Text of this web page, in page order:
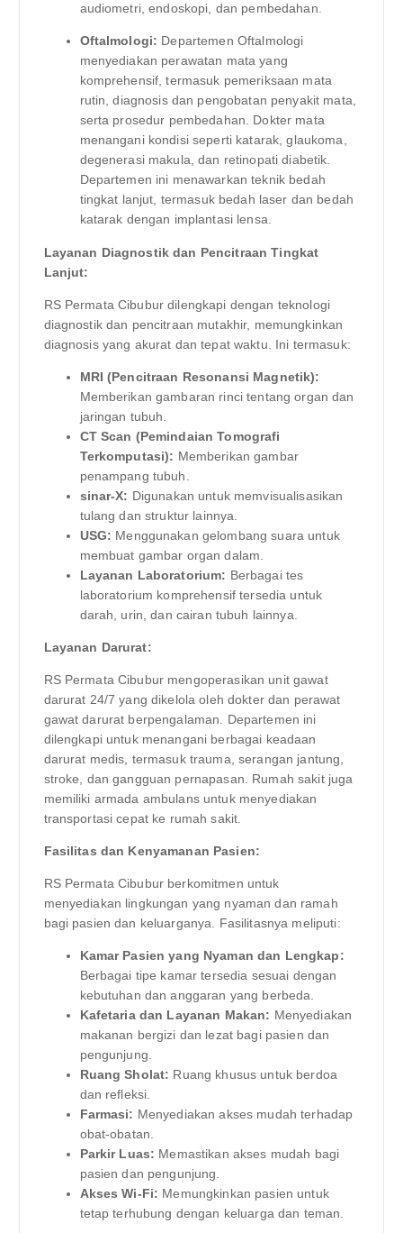
audiometri, endoskopi, dan pembedahan.
Oftalmologi: Departemen Oftalmologi
menyediakan perawatan mata yang
komprehensif, termasuk pemeriksaan mata
rutin, diagnosis dan pengobatan penyakit mata,
serta prosedur pembedahan. Dokter mata
menangani kondisi seperti katarak, glaukoma,
degenerasi makula, dan retinopati diabetik.
Departemen ini menawarkan teknik bedah
tingkat lanjut, termasuk bedah laser dan bedah
katarak dengan implantasi lensa.
Layanan Diagnostik dan Pencitraan Tingkat
Lanjut:
RS Permata Cibubur dilengkapi dengan teknologi
diagnostik dan pencitraan mutakhir, memungkinkan
diagnosis yang akurat dan tepat waktu. Ini termasuk:
MRI (Pencitraan Resonansi Magnetik):
Memberikan gambaran rinci tentang organ dan
jaringan tubuh.
CT Scan (Pemindaian Tomografi
Terkomputasi): Memberikan gambar
penampang tubuh.
sinar-X: Digunakan untuk memvisualisasikan
tulang dan struktur lainnya.
USG: Menggunakan gelombang suara untuk
membuat gambar organ dalam.
Layanan Laboratorium: Berbagai tes
laboratorium komprehensif tersedia untuk
darah, urin, dan cairan tubuh lainnya.
Layanan Darurat:
RS Permata Cibubur mengoperasikan unit gawat
darurat 24/7 yang dikelola oleh dokter dan perawat
gawat darurat berpengalaman. Departemen ini
dilengkapi untuk menangani berbagai keadaan
darurat medis, termasuk trauma, serangan jantung,
stroke, dan gangguan pernapasan. Rumah sakit juga
memiliki armada ambulans untuk menyediakan
transportasi cepat ke rumah sakit.
Fasilitas dan Kenyamanan Pasien:
RS Permata Cibubur berkomitmen untuk
menyediakan lingkungan yang nyaman dan ramah
bagi pasien dan keluarganya. Fasilitasnya meliputi:
Kamar Pasien yang Nyaman dan Lengkap:
Berbagai tipe kamar tersedia sesuai dengan
kebutuhan dan anggaran yang berbeda.
Kafetaria dan Layanan Makan: Menyediakan
makanan bergizi dan lezat bagi pasien dan
pengunjung.
Ruang Sholat: Ruang khusus untuk berdoa
dan refleksi.
Farmasi: Menyediakan akses mudah terhadap
obat-obatan.
Parkir Luas: Memastikan akses mudah bagi
pasien dan pengunjung.
Akses Wi-Fi: Memungkinkan pasien untuk
tetap terhubung dengan keluarga dan teman.